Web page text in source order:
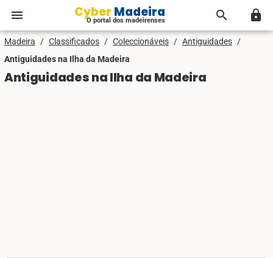
menu Cyber Madeira
O portal dos madeirenses search lock
Madeira / Classificados / Coleccionáveis / Antiguidades /
Antiguidades na Ilha da Madeira
Antiguidades na Ilha da Madeira